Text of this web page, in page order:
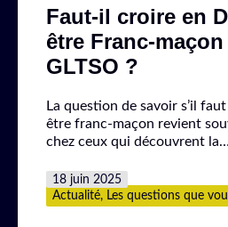
Faut-il croire en
être Franc-
GLTSO ?
La question de savoir s’il
être franc-maçon revient
chez ceux qui découvrent la…
Publié
le
18 juin 2025
Catégorisé
comme
Actualité, Les questions que